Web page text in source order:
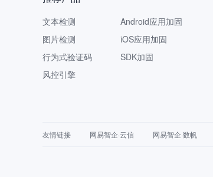
文本检测
图片检测
行为式验证码
风控引擎
Android应用加固
iOS应用加固
SDK加固
友情链接 网易智企·云信 网易智企·数帆